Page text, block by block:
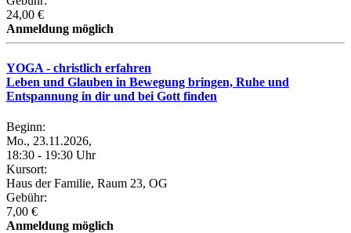
24,00 €
Anmeldung möglich
YOGA - christlich erfahren
Leben und Glauben in Bewegung bringen, Ruhe und
Entspannung in dir und bei Gott finden
Beginn:
Mo., 23.11.2026,
18:30 - 19:30 Uhr
Kursort:
Haus der Familie, Raum 23, OG
Gebühr:
7,00 €
Anmeldung möglich